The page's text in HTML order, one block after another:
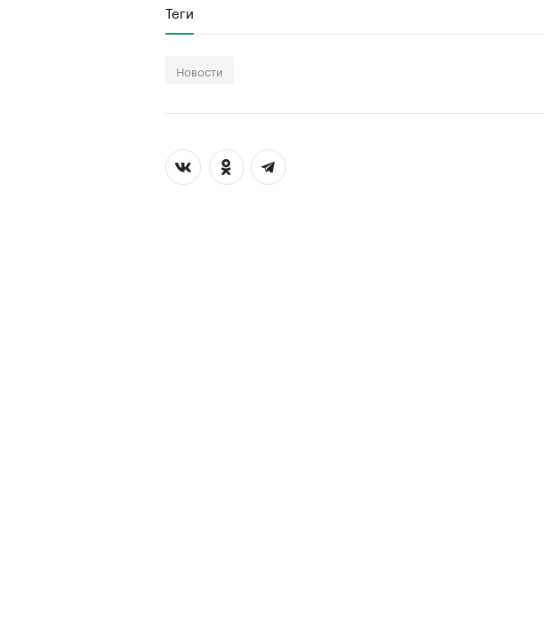
Теги
Новости